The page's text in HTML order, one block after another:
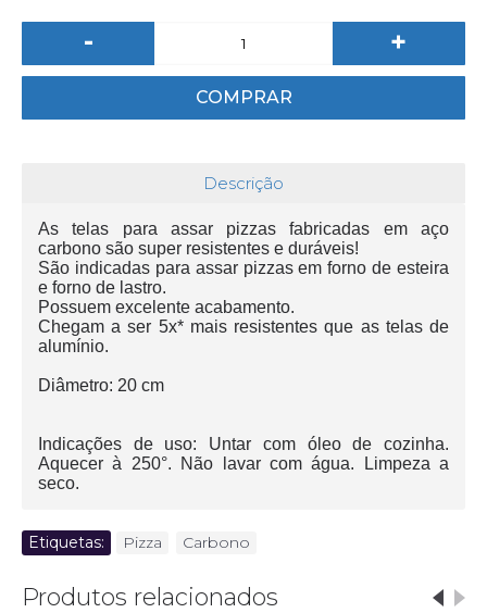
- +
COMPRAR
Descrição
As telas para assar pizzas fabricadas em aço
carbono são super resistentes e duráveis!
São indicadas para assar pizzas em forno de esteira
e forno de lastro.
Possuem excelente acabamento.
Chegam a ser 5x* mais resistentes que as telas de
alumínio.
Diâmetro: 20 cm
Indicações de uso: Untar com óleo de cozinha.
Aquecer à 250°. Não lavar com água. Limpeza a
seco.
Etiquetas: Pizza Carbono
Produtos relacionados